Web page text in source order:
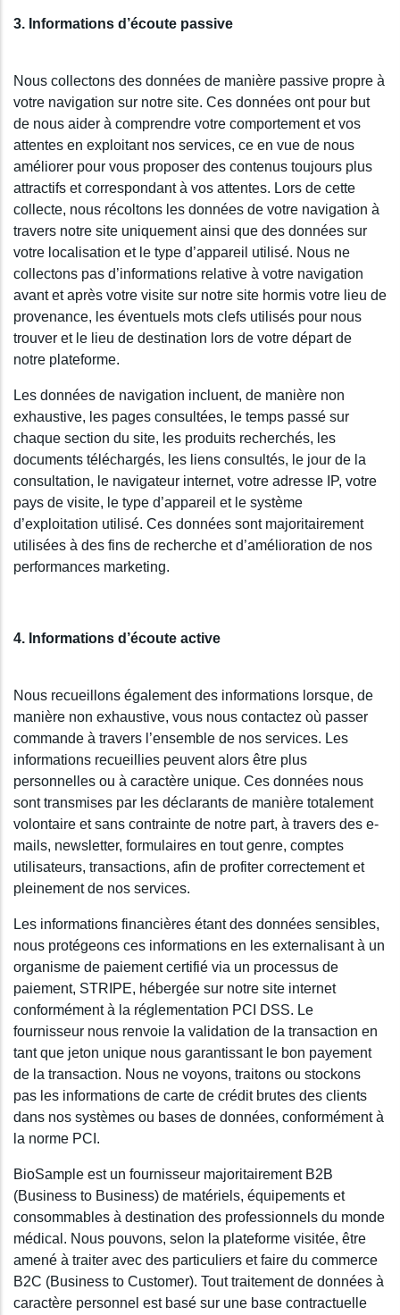
3. Informations d’écoute passive
Nous collectons des données de manière passive propre à
votre navigation sur notre site. Ces données ont pour but
de nous aider à comprendre votre comportement et vos
attentes en exploitant nos services, ce en vue de nous
améliorer pour vous proposer des contenus toujours plus
attractifs et correspondant à vos attentes. Lors de cette
collecte, nous récoltons les données de votre navigation à
travers notre site uniquement ainsi que des données sur
votre localisation et le type d’appareil utilisé. Nous ne
collectons pas d’informations relative à votre navigation
avant et après votre visite sur notre site hormis votre lieu de
provenance, les éventuels mots clefs utilisés pour nous
trouver et le lieu de destination lors de votre départ de
notre plateforme.
Les données de navigation incluent, de manière non
exhaustive, les pages consultées, le temps passé sur
chaque section du site, les produits recherchés, les
documents téléchargés, les liens consultés, le jour de la
consultation, le navigateur internet, votre adresse IP, votre
pays de visite, le type d’appareil et le système
d’exploitation utilisé. Ces données sont majoritairement
utilisées à des fins de recherche et d’amélioration de nos
performances marketing.
4. Informations d’écoute active
Nous recueillons également des informations lorsque, de
manière non exhaustive, vous nous contactez où passer
commande à travers l’ensemble de nos services. Les
informations recueillies peuvent alors être plus
personnelles ou à caractère unique. Ces données nous
sont transmises par les déclarants de manière totalement
volontaire et sans contrainte de notre part, à travers des e-
mails, newsletter, formulaires en tout genre, comptes
utilisateurs, transactions, afin de profiter correctement et
pleinement de nos services.
Les informations financières étant des données sensibles,
nous protégeons ces informations en les externalisant à un
organisme de paiement certifié via un processus de
paiement, STRIPE, hébergée sur notre site internet
conformément à la réglementation PCI DSS. Le
fournisseur nous renvoie la validation de la transaction en
tant que jeton unique nous garantissant le bon payement
de la transaction. Nous ne voyons, traitons ou stockons
pas les informations de carte de crédit brutes des clients
dans nos systèmes ou bases de données, conformément à
la norme PCI.
BioSample est un fournisseur majoritairement B2B
(Business to Business) de matériels, équipements et
consommables à destination des professionnels du monde
médical. Nous pouvons, selon la plateforme visitée, être
amené à traiter avec des particuliers et faire du commerce
B2C (Business to Customer). Tout traitement de données à
caractère personnel est basé sur une base contractuelle